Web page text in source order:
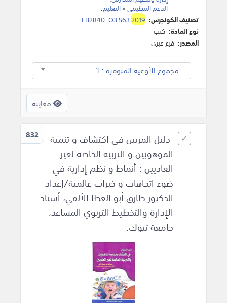
الدعم التنظيمي>التعليم.
تصنيف الكونجرس:
LB2840 .O3 S632019
نوع المادة: كتب
المصدر: فرع عبري
مجموع الأوعية المتوفرة : 1
معاينة
832
دليل المربين في اكتشاف و تنمية
الموهوبين و التربية الخاصة لغير
العاديين : أنماط و نظم إدارية في
ضوء اتجاهات و خبرات عالمية/إعداد
الدكتور طارق أبو العطا الألفي، أستاذ
الإدارة والتخطيط التربوي المساعد،
جامعة تبوك.